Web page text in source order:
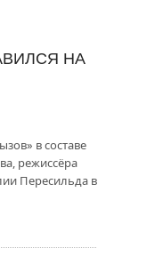
НА
в составе
режиссёра
Пересильда в